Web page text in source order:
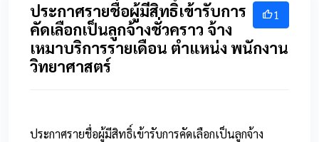
1
ประกาศรายชื่อผู้มีสิทธิ์เข้ารับการ
คัดเลือกเป็นลูกจ้างชั่วคราว จ้าง
เหมาบริการรายเดือน ตำแหน่ง พนักงาน
วิทยาศาสตร์
ประกาศรายชื่อผู้มีสิทธิ์เข้ารับการคัดเลือกเป็นลูกจ้าง